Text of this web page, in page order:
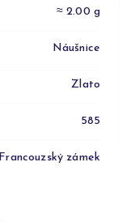
≈ 2.00 g
Náušnice
Zlato
585
Francouzský zámek